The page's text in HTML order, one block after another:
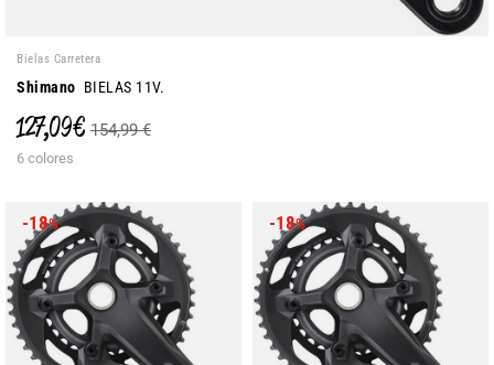
Bielas Carretera
Shimano BIELAS 11V.
127,09 € 154,99 €
6 colores
-18% -18%